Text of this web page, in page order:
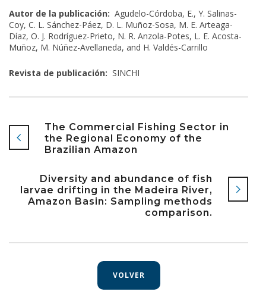
Autor de la publicación: Agudelo-Córdoba, E., Y. Salinas-
Coy, C. L. Sánchez-Páez, D. L. Muñoz-Sosa, M. E. Arteaga-
Díaz, O. J. Rodríguez-Prieto, N. R. Anzola-Potes, L. E. Acosta-
Muñoz, M. Núñez-Avellaneda, and H. Valdés-Carrillo
Revista de publicación: SINCHI
The Commercial Fishing Sector in
the Regional Economy of the
Brazilian Amazon
Diversity and abundance of fish
larvae drifting in the Madeira River,
Amazon Basin: Sampling methods
comparison.
VOLVER